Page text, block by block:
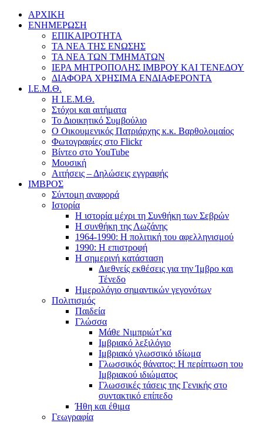
ΑΡΧΙΚΗ
ΕΝΗΜΕΡΩΣΗ
ΕΠΙΚΑΙΡΟΤΗΤΑ
ΤΑ ΝΕΑ ΤΗΣ ΕΝΩΣΗΣ
ΤΑ ΝΕΑ ΤΩΝ ΤΜΗΜΑΤΩΝ
ΙΕΡΑ ΜΗΤΡΟΠΟΛΗΣ ΙΜΒΡΟΥ ΚΑΙ ΤΕΝΕΔΟΥ
ΔΙΑΦΟΡΑ ΧΡΗΣΙΜΑ ΕΝΔΙΑΦΕΡΟΝΤΑ
Ι.Ε.Μ.Θ.
Η Ι.Ε.Μ.Θ.
Στόχοι και αιτήματα
Το Διοικητικό Συμβούλιο
Ο Οικουμενικός Πατριάρχης κ.κ. Βαρθολομαίος
Φωτογραφίες στο Flickr
Βίντεο στο YouTube
Μουσική
Αιτήσεις – Δηλώσεις εγγραφής
ΙΜΒΡΟΣ
Σύντομη αναφορά
Ιστορία
Η ιστορία μέχρι τη Συνθήκη των Σεβρών
Η συνθήκη της Λωζάνης
1964-1990: Η πολιτική του αφελληνισμού
1990: Η επιστροφή
Η σημερινή κατάσταση
Διεθνείς εκθέσεις για την Ίμβρο και
Τένεδο
Ημερολόγιο σημαντικών γεγονότων
Πολιτισμός
Παιδεία
Γλώσσα
Μάθε Νιμπριώτ’κα
Ιμβριακό λεξιλόγιο
Ιμβριακό γλωσσικό ιδίωμα
Γλωσσικός θάνατος: Η περίπτωση του
Ιμβριακού ιδιώματος
Γλωσσικές τάσεις της Γενικής στο
συντακτικό επίπεδο
Ήθη και έθιμα
Γεωγραφία